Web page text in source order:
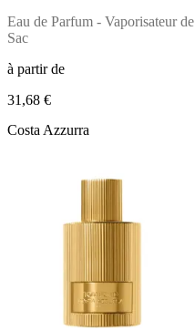
Eau de Parfum - Vaporisateur de
Sac
à partir de
31,68 €
Costa Azzurra